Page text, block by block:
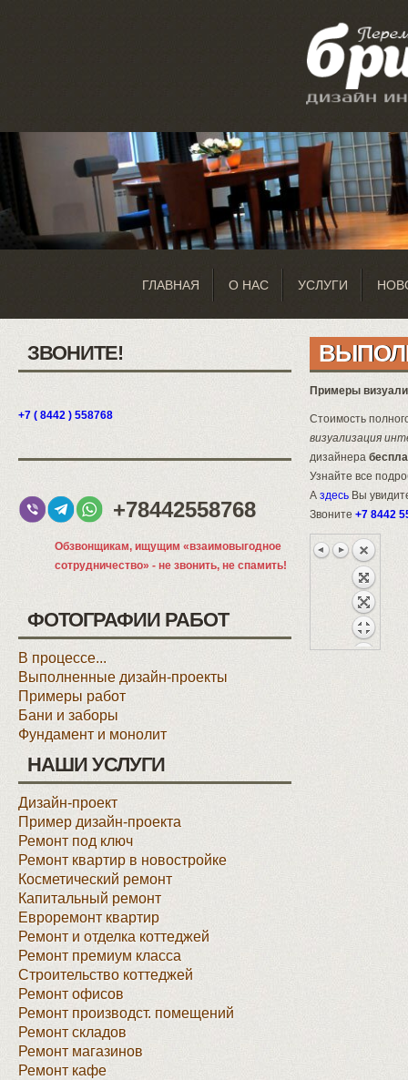
ГЛАВНАЯ О НАС УСЛУГИ
ЗВОНИТЕ!
+7 ( 8442 ) 558768
+78442558768
Обзвонщикам, ищущим «взаимовыгодное
сотрудничество» - не звонить, не спамить!
ФОТОГРАФИИ РАБОТ
В процессе...
Выполненные дизайн-проекты
Примеры работ
Бани и заборы
Фундамент и монолит
НАШИ УСЛУГИ
Дизайн-проект
Пример дизайн-проекта
Ремонт под ключ
Ремонт квартир в новостройке
Косметический ремонт
Капитальный ремонт
Евроремонт квартир
Ремонт и отделка коттеджей
Ремонт премиум класса
Строительство коттеджей
Ремонт офисов
Ремонт производст. помещений
Ремонт складов
Ремонт магазинов
Ремонт кафе
Примеры
Стоимость
визуализация
дизайнера
Узнайте все
А здесь Вы
Звоните +7 8442